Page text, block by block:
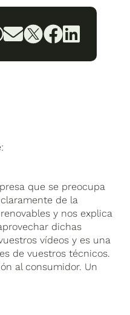
que se preocupa
de la
y nos explica
dichas
vídeos y es una
de vuestros técnicos.
al consumidor. Un